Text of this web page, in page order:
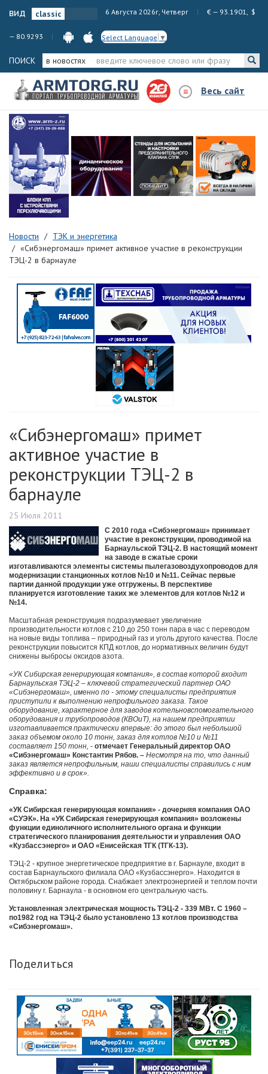
вид 6 Августа 2026г, Четверг € — 93.1901, $
— 80.9293 Select Language ▼
ПОИСК в новостях
Весь сайт
Новости
ТЭК и энергетика
«Сибэнергомаш» примет активное участие в реконструкции
ТЭЦ-2 в барнауле
«Сибэнергомаш» примет
активное участие в
реконструкции ТЭЦ-2 в
барнауле
25 Июля 2011
С 2010 года «Сибэнергомаш» принимает
участие в реконструкции, проводимой на
Барнаульской ТЭЦ-2. В настоящий момент
на заводе в сжатые сроки
изготавливаются элементы системы пылегазовоздухопроводов для
модернизации станционных котлов №10 и №11. Сейчас первые
партии данной продукции уже отгружены. В перспективе
планируется изготовление таких же элементов для котлов №12 и
№14.
Масштабная реконструкция подразумевает увеличение
производительности котлов с 210 до 250 тонн пара в час с переводом
на новые виды топлива – природный газ и уголь другого качества. После
реконструкции повысится КПД котлов, до нормативных величин будут
снижены выбросы оксидов азота.
«УК Сибирская генерирующая компания», в состав которой входит
Барнаульская ТЭЦ-2 – ключевой стратегический партнер ОАО
«Сибэнергомаш», именно по - этому специалисты предприятия
приступили к выполнению непрофильного заказа. Такое
оборудование, характерное для заводов котельновспомогательного
оборудования и трубопроводов (КВОиТ), на нашем предприятии
изготавливается практически впервые: до этого был небольшой
заказ объемом около 10 тонн, заказ для котлов №10 и №11
составляет 150 тонн, - отмечает Генеральный директор ОАО
«Сибэнергомаш» Константин Рябов. – Несмотря на то, что данный
заказ является непрофильным, наши специалисты справились с ним
эффективно и в срок».
Справка:
«УК Сибирская генерирующая компания» - дочерняя компания ОАО
«СУЭК». На «УК Сибирская генерирующая компания» возложены
функции единоличного исполнительного органа и функции
стратегического планирования деятельности и управления ОАО
«Кузбассэнерго» и ОАО «Енисейская ТГК (ТГК-13).
ТЭЦ-2 - крупное энергетическое предприятие в г. Барнауле, входит в
состав Барнаульского филиала ОАО «Кузбассэнерго». Находится в
Октябрьском районе города. Снабжает электроэнергией и теплом почти
половину г. Барнаула - в основном его центральную часть.
Установленная электрическая мощность ТЭЦ-2 - 339 МВт. С 1960 –
по1982 год на ТЭЦ-2 было установлено 13 котлов производства
«Сибэнергомаш».
Поделиться